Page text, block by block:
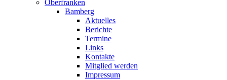
Oberfranken
Bamberg
Aktuelles
Berichte
Termine
Links
Kontakte
Mitglied werden
Impressum